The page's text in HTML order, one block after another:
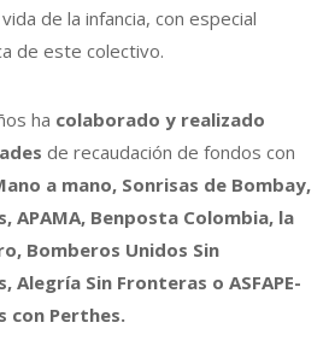
de la infancia, con especial
de este colectivo.
ha colaborado y realizado
de recaudación de fondos con
a mano, Sonrisas de Bombay,
APAMA, Benposta Colombia, la
Bomberos Unidos Sin
Alegría Sin Fronteras o ASFAPE-
con Perthes.